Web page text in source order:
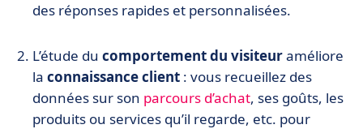
des réponses rapides et personnalisées.
L’étude du comportement du visiteuraméliore
la connaissance client : vous recueillez des
données sur son parcours d’achat, ses goûts, les
produits ou services qu’il regarde, etc. pour